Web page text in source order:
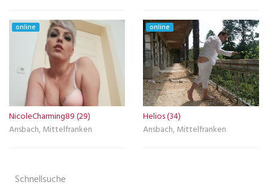
online
NicoleCharming89 (29)
Ansbach, Mittelfranken
online
Helios (34)
Ansbach, Mittelfranken
Schnellsuche